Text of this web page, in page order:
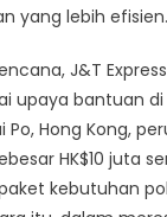
yang lebih efisien.
J&T
upaya bantuan
Po, Hong Kong,
HK$10 juta
kebutuhan